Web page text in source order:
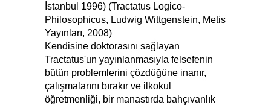
İstanbul 1996) (Tractatus Logico-
Philosophicus, Ludwig Wittgenstein, Metis
Yayınları, 2008)
Kendisine doktorasını sağlayan
Tractatus'un yayınlanmasıyla felsefenin
bütün problemlerini çözdüğüne inanır,
çalışmalarını bırakır ve ilkokul
öğretmenliği, bir manastırda bahçıvanlık